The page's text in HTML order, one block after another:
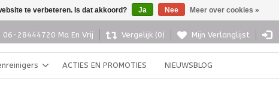
06-28444720 Ma En Vrij Vergelijk (0) Mijn Verlanglijst
ACTIES EN PROMOTIES NIEUWSBLOG
te verbeteren. Is dat akkoord? Ja Nee Meer over cookies »